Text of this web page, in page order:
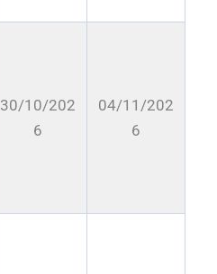
30/10/202
6
04/11/202
6